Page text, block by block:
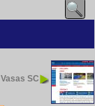
Vasas SC